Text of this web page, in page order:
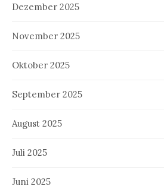
Dezember 2025
November 2025
Oktober 2025
September 2025
August 2025
Juli 2025
Juni 2025